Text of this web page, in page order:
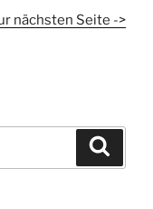
nächsten Seite ->